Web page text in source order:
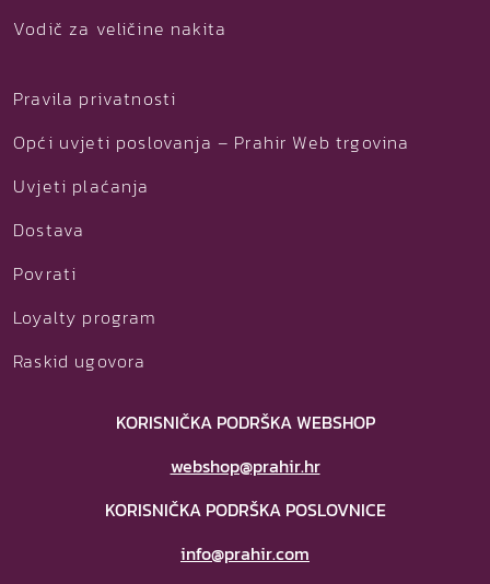
Vodič za veličine nakita
Pravila privatnosti
Opći uvjeti poslovanja – Prahir Web trgovina
Uvjeti plaćanja
Dostava
Povrati
Loyalty program
Raskid ugovora
KORISNIČKA PODRŠKA WEBSHOP
webshop@prahir.hr
KORISNIČKA PODRŠKA POSLOVNICE
info@prahir.com